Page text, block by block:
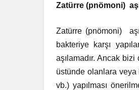
Zatürre (pnömoni)
Zatürre (pnömoni)
bakteriye karşı
aşılamadır. Ancak
üstünde olanlara veya
vb.) yapılması